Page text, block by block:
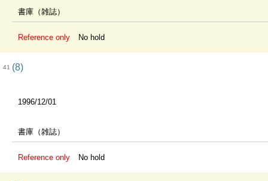
書庫（雑誌）
Reference only No hold
41 (8)
1996/12/01
書庫（雑誌）
Reference only No hold